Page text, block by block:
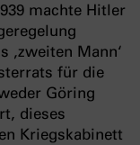
machte Hitler
Mann‘
für die
Göring
dieses
Kriegskabinett